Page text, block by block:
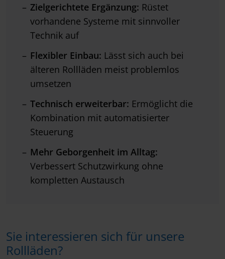
Zielgerichtete Ergänzung: Rüstet
vorhandene Systeme mit sinnvoller
Technik auf
Flexibler Einbau: Lässt sich auch bei
älteren Rollläden meist problemlos
umsetzen
Technisch erweiterbar: Ermöglicht die
Kombination mit automatisierter
Steuerung
Mehr Geborgenheit im Alltag:
Verbessert Schutzwirkung ohne
kompletten Austausch
Sie interessieren sich für unsere
Rollläden?